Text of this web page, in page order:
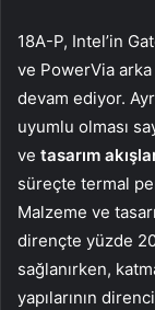
18A-P, Intel’in
ve PowerVia arka
devam ediyor.
uyumlu olması
ve tasarım
süreçte termal
Malzeme ve
dirençte yüzde
sağlanırken,
yapılarının